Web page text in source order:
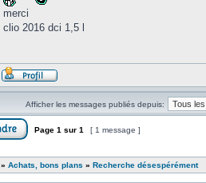
merci
clio 2016 dci 1,5 l
Afficher les messages publiés depuis:
Page 1 sur 1 [ 1 message ]
» Achats, bons plans » Recherche désespérément